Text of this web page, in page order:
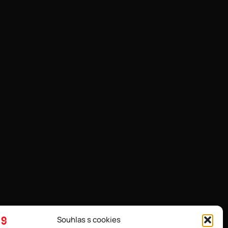
Souhlas s cookies